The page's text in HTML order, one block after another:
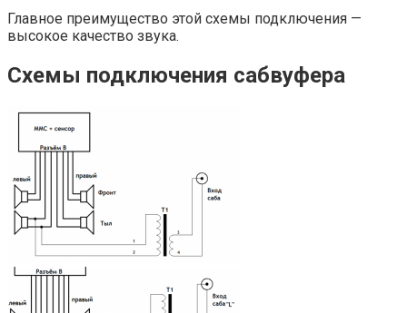
Главное преимущество этой схемы подключения —
высокое качество звука.
Схемы подключения сабвуфера